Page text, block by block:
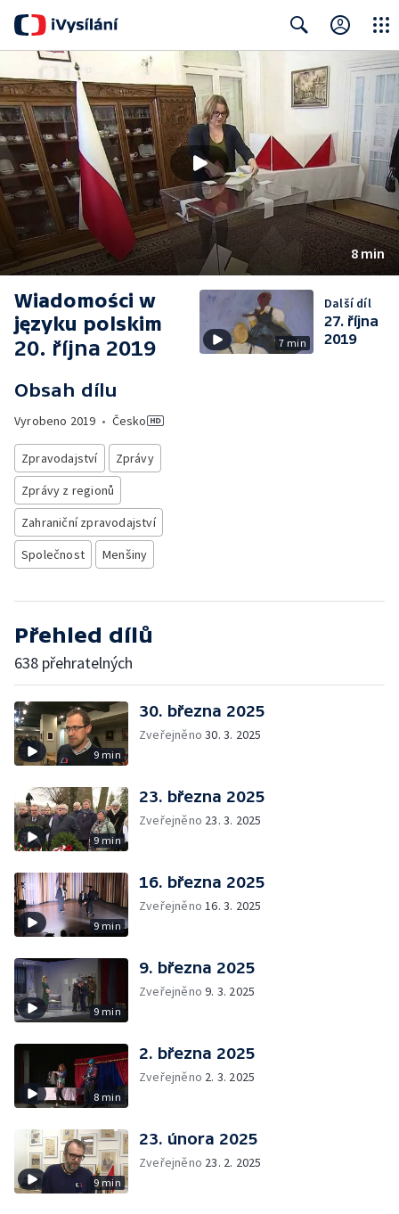
Close
8 min
Wiadomości w
języku polskim
20. října 2019
Obsah dílu
Vyrobeno 2019 • Česko
Zpravodajství
Zprávy
Zprávy z regionů
Zahraniční zpravodajství
Společnost
Menšiny
7 min
Další díl
27. října
2019
Přehled dílů
638 přehratelných
9 min
30. března 2025
Zveřejněno30. 3. 2025
9 min
23. března 2025
Zveřejněno 23. 3. 2025
9 min
16. března 2025
Zveřejněno16. 3. 2025
9 min
9. března 2025
Zveřejněno9. 3. 2025
8 min
2. března 2025
Zveřejněno 2. 3. 2025
9 min
23. února 2025
Zveřejněno 23. 2. 2025